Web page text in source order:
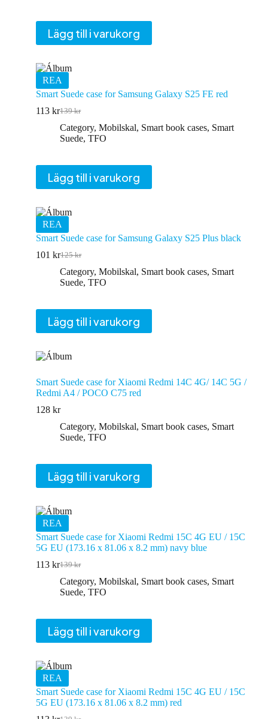
Lägg till i varukorg
REA
Smart Suede case for Samsung Galaxy S25 FE red
139kr
Det
ursprungliga
priset
113 krDet
nuvarande
priset
Category, Mobilskal, Smart book cases, Smart
Suede, TFO
Lägg till i varukorg
REA
Smart Suede case for Samsung Galaxy S25 Plus black
125kr
Det
ursprungliga
priset
101 krDet
nuvarande
priset
Category, Mobilskal, Smart book cases, Smart
Suede, TFO
Lägg till i varukorg
Smart Suede case for Xiaomi Redmi 14C 4G/ 14C 5G /
Redmi A4 / POCO C75 red
128 kr
Category, Mobilskal, Smart book cases, Smart
Suede, TFO
Lägg till i varukorg
REA
Smart Suede case for Xiaomi Redmi 15C 4G EU / 15C
5G EU (173.16 x 81.06 x 8.2 mm) navy blue
139kr
Det
ursprungliga
priset
113 krDet
nuvarande
priset
Category, Mobilskal, Smart book cases, Smart
Suede, TFO
Lägg till i varukorg
REA
Smart Suede case for Xiaomi Redmi 15C 4G EU / 15C
5G EU (173.16 x 81.06 x 8.2 mm) red